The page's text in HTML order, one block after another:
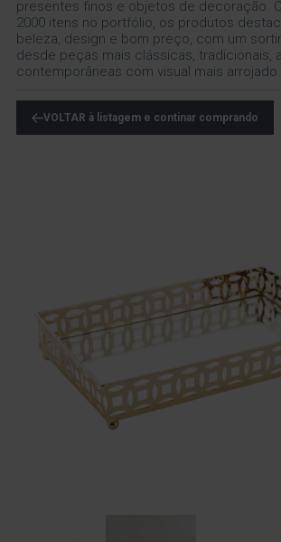
presentes finos e objetos de decoração.
2000 itens no portfólio, os produtos
beleza, design e bom preço, com um
desde peças mais clássicas, tradicionais,
contemporâneas com visual mais arrojado.
VOLTAR à listagem e continar comprando